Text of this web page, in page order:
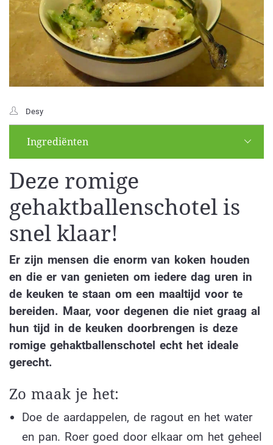
Desy
Ingrediënten
Deze romige
gehaktballenschotel is
snel klaar!
Er zijn mensen die enorm van koken houden
en die er van genieten om iedere dag uren in
de keuken te staan om een maaltijd voor te
bereiden. Maar, voor degenen die niet graag al
hun tijd in de keuken doorbrengen is deze
romige gehaktballenschotel echt het ideale
gerecht.
Zo maak je het:
Doe de aardappelen, de ragout en het water
en pan. Roer goed door elkaar om het geheel